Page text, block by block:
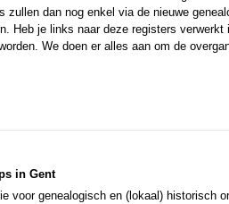
zullen dan nog enkel via de nieuwe
Heb je links naar deze registers
We doen er alles aan om de
in Gent
voor genealogisch en (lokaal) historisch